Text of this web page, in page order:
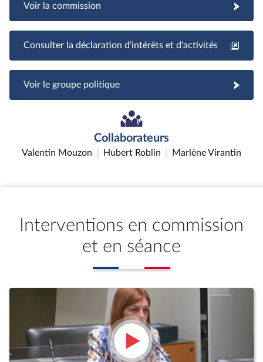
Voir la commission
Consulter la déclaration d'intérêts et d'activités
Voir le groupe politique
Collaborateurs
Valentin Mouzon Hubert Roblin Marlène Virantin
Interventions en commission
et en séance